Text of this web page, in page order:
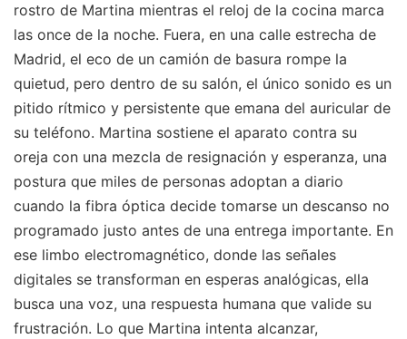
rostro de Martina mientras el reloj de la cocina marca
las once de la noche. Fuera, en una calle estrecha de
Madrid, el eco de un camión de basura rompe la
quietud, pero dentro de su salón, el único sonido es un
pitido rítmico y persistente que emana del auricular de
su teléfono. Martina sostiene el aparato contra su
oreja con una mezcla de resignación y esperanza, una
postura que miles de personas adoptan a diario
cuando la fibra óptica decide tomarse un descanso no
programado justo antes de una entrega importante. En
ese limbo electromagnético, donde las señales
digitales se transforman en esperas analógicas, ella
busca una voz, una respuesta humana que valide su
frustración. Lo que Martina intenta alcanzar,